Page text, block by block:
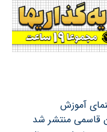
«راهنمای آموزش
منتشر شد